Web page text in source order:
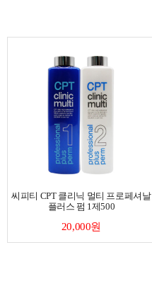
씨피티 CPT 클리닉 멀티 프로페셔날
플러스 펌 1제500
20,000원